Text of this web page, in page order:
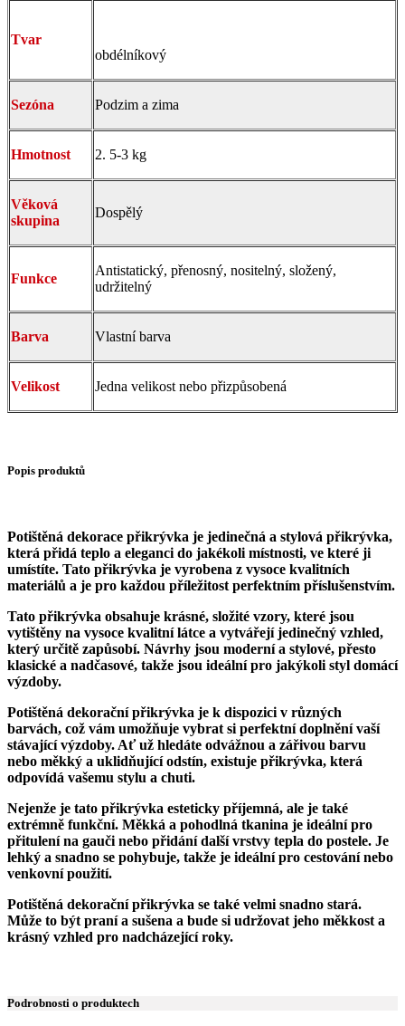
Tvar
obdélníkový
Sezóna Podzim a zima
Hmotnost 2. 5-3 kg
Věková
skupina
Dospělý
Funkce
Antistatický, přenosný, nositelný, složený,
udržitelný
Barva Vlastní barva
Velikost Jedna velikost nebo přizpůsobená
Popis produktů
Potištěná dekorace přikrývka je jedinečná a stylová přikrývka,
která přidá teplo a eleganci do jakékoli místnosti, ve které ji
umístíte. Tato přikrývka je vyrobena z vysoce kvalitních
materiálů a je pro každou příležitost perfektním příslušenstvím.
Tato přikrývka obsahuje krásné, složité vzory, které jsou
vytištěny na vysoce kvalitní látce a vytvářejí jedinečný vzhled,
který určitě zapůsobí. Návrhy jsou moderní a stylové, přesto
klasické a nadčasové, takže jsou ideální pro jakýkoli styl domácí
výzdoby.
Potištěná dekorační přikrývka je k dispozici v různých
barvách, což vám umožňuje vybrat si perfektní doplnění vaší
stávající výzdoby. Ať už hledáte odvážnou a zářivou barvu
nebo měkký a uklidňující odstín, existuje přikrývka, která
odpovídá vašemu stylu a chuti.
Nejenže je tato přikrývka esteticky příjemná, ale je také
extrémně funkční. Měkká a pohodlná tkanina je ideální pro
přitulení na gauči nebo přidání další vrstvy tepla do postele. Je
lehký a snadno se pohybuje, takže je ideální pro cestování nebo
venkovní použití.
Potištěná dekorační přikrývka se také velmi snadno stará.
Může to být praní a sušena a bude si udržovat jeho měkkost a
krásný vzhled pro nadcházející roky.
Podrobnosti o produktech